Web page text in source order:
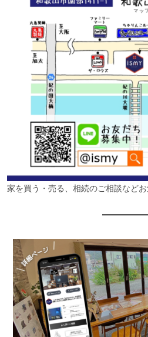
家を買う・売る、相続のご相談など